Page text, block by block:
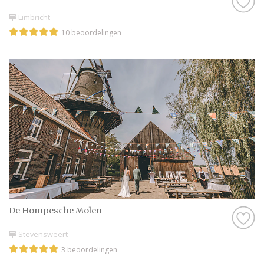
Limbricht
10 beoordelingen
De Hompesche Molen
Stevensweert
3 beoordelingen